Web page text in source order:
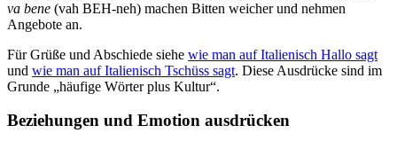
va bene (vah BEH-neh) machen Bitten weicher und nehmen
Angebote an.
Für Grüße und Abschiede siehe wie man auf Italienisch Hallo sagt
und wie man auf Italienisch Tschüss sagt. Diese Ausdrücke sind im
Grunde „häufige Wörter plus Kultur“.
Beziehungen und Emotion ausdrücken